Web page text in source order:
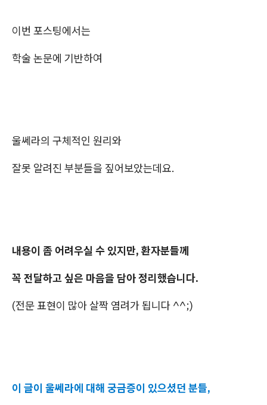
이번 포스팅에서는
학술 논문에 기반하여
울쎄라의 구체적인 원리와
잘못 알려진 부분들을 짚어보았는데요.
내용이 좀 어려우실 수 있지만, 환자분들께
꼭 전달하고 싶은 마음을 담아 정리했습니다.
(전문 표현이 많아 살짝 염려가 됩니다 ^^;)
이 글이 울쎄라에 대해 궁금증이 있으셨던 분들,